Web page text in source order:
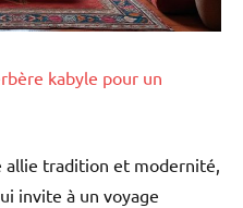
kabyle pour un
allie tradition et modernité,
invite à un voyage